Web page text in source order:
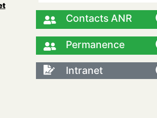
Contacts ANR
Permanence
Intranet